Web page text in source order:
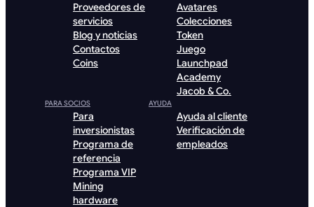
Proveedores de
servicios
Blog y noticias
Contactos
Coins
Avatares
Colecciones
Token
Juego
Launchpad
Academy
Jacob & Co.
PARA SOCIOS
Para
inversionistas
Programa de
referencia
Programa VIP
Mining
hardware
AYUDA
Ayuda al cliente
Verificación de
empleados